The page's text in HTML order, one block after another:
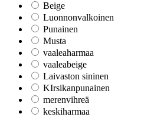
Beige
Luonnonvalkoinen
Punainen
Musta
vaaleaharmaa
vaaleabeige
Laivaston sininen
KIrsikanpunainen
merenvihreä
keskiharmaa